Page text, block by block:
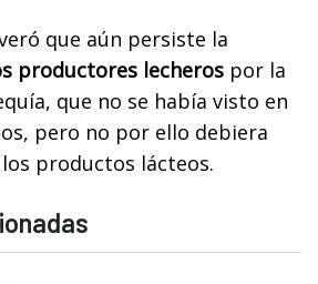
que aún persiste la
productores lecheros por la
que no se había visto en
pero no por ello debiera
productos lácteos.